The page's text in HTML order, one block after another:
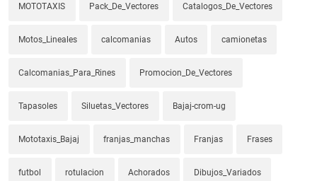
MOTOTAXIS Pack_De_Vectores Catalogos_De_Vectores
Motos_Lineales calcomanias Autos camionetas
Calcomanias_Para_Rines Promocion_De_Vectores
Tapasoles Siluetas_Vectores Bajaj-crom-ug
Mototaxis_Bajaj franjas_manchas Franjas Frases
futbol rotulacion Achorados Dibujos_Variados